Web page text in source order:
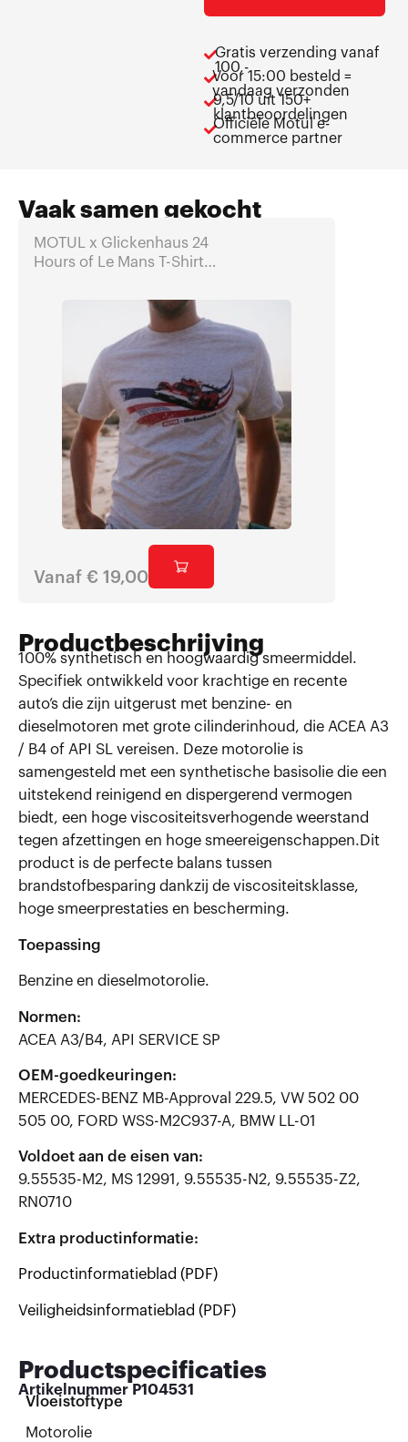
Gratis verzending vanaf
100,-
Voor 15:00 besteld =
vandaag verzonden
9,5/10 uit 150+
klantbeoordelingen
Officiële Motul e-
commerce partner
Vaak samen gekocht
MOTUL x Glickenhaus 24
Hours of Le Mans T-Shirt
Vanaf € 19,00
Productbeschrijving
100% synthetisch en hoogwaardig smeermiddel.
Specifiek ontwikkeld voor krachtige en recente
auto’s die zijn uitgerust met benzine- en
dieselmotoren met grote cilinderinhoud, die ACEA A3
/ B4 of API SL vereisen. Deze motorolie is
samengesteld met een synthetische basisolie die een
uitstekend reinigend en dispergerend vermogen
biedt, een hoge viscositeitsverhogende weerstand
tegen afzettingen en hoge smeereigenschappen.Dit
product is de perfecte balans tussen
brandstofbesparing dankzij de viscositeitsklasse,
hoge smeerprestaties en bescherming.
Toepassing
Benzine en dieselmotorolie.
Normen:
ACEA A3/B4, API SERVICE SP
OEM-goedkeuringen:
MERCEDES-BENZ MB-Approval 229.5, VW 502 00
505 00, FORD WSS-M2C937-A, BMW LL-01
Voldoet aan de eisen van:
9.55535-M2, MS 12991, 9.55535-N2, 9.55535-Z2,
RN0710
Extra productinformatie:
Productinformatieblad (PDF)
Veiligheidsinformatieblad (PDF)
Productspecificaties
Artikelnummer P104531
Vloeistoftype
Motorolie